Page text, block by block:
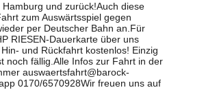
und zurück!Auch diese
zum Auswärtsspiel gegen
per Deutscher Bahn an.Für
RIESEN-Dauerkarte über uns
und Rückfahrt kostenlos! Einzig
noch fällig.Alle Infos zur Fahrt in der
auswaertsfahrt@barock-
0170/6570928Wir freuen uns auf